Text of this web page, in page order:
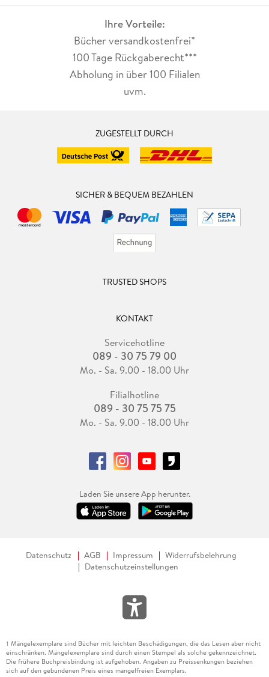
Ihre Vorteile:
Bücher versandkostenfrei*
100 Tage Rückgaberecht***
Abholung in über 100 Filialen
uvm.
ZUGESTELLT DURCH
SICHER & BEQUEM BEZAHLEN
TRUSTED SHOPS
KONTAKT
Servicehotline
089 - 30 75 79 00
Mo. - Sa. 9.00 - 18.00 Uhr
Filialhotline
089 - 30 75 75 75
Mo. - Sa. 9.00 - 18.00 Uhr
Laden Sie unsere App herunter.
Datenschutz AGB Impressum
Widerrufsbelehrung
Datenschutzeinstellungen
1 Mängelexemplare sind Bücher mit leichten Beschädigungen, die das Lesen aber nicht
einschränken. Mängelexemplare sind durch einen Stempel als solche gekennzeichnet.
Die frühere Buchpreisbindung ist aufgehoben. Angaben zu Preissenkungen beziehen
sich auf den gebundenen Preis eines mangelfreien Exemplars.